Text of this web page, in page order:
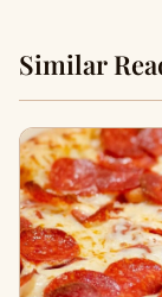
Similar